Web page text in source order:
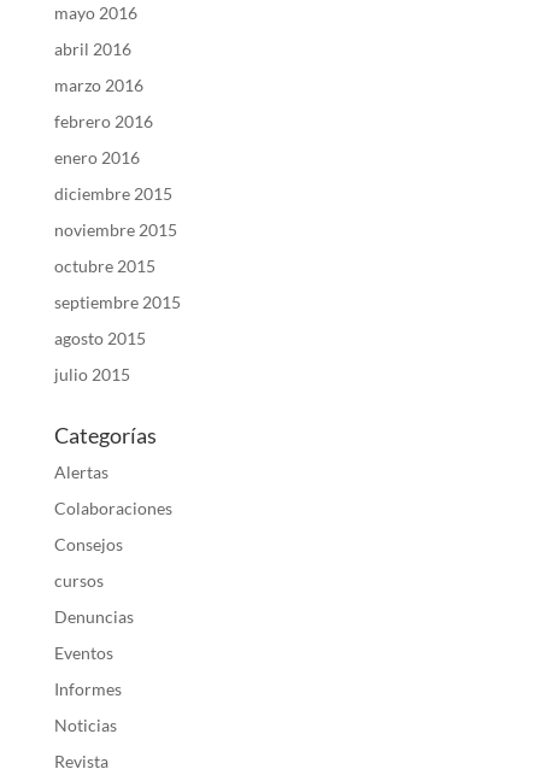
mayo 2016
abril 2016
marzo 2016
febrero 2016
enero 2016
diciembre 2015
noviembre 2015
octubre 2015
septiembre 2015
agosto 2015
julio 2015
Categorías
Alertas
Colaboraciones
Consejos
cursos
Denuncias
Eventos
Informes
Noticias
Revista